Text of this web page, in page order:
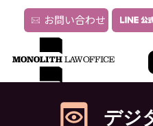
お問い合わせ
デジ